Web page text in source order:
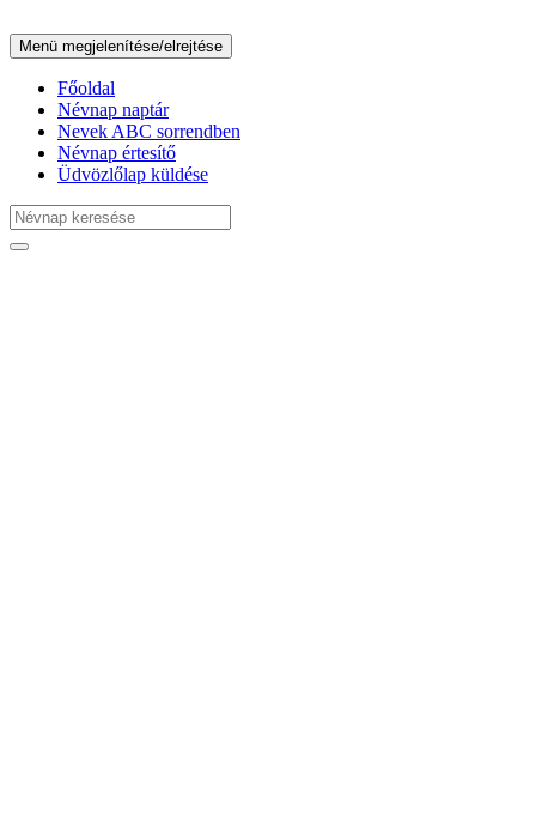
Menü megjelenítése/elrejtése
Főoldal
Névnap naptár
Nevek ABC sorrendben
Névnap értesítő
Üdvözlőlap küldése